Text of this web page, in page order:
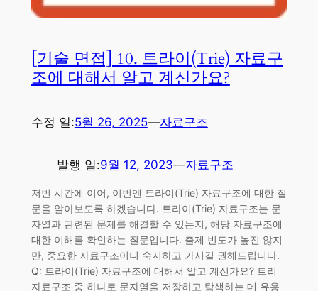
[기술 면접] 10. 트라이(Trie) 자료구
조에 대해서 알고 계신가요?
수정 일:5월 26, 2025—자료구조
발행 일:9월 12, 2023—자료구조
저번 시간에 이어, 이번엔 트라이(Trie) 자료구조에 대한 질
문을 알아보도록 하겠습니다. 트라이(Trie) 자료구조는 문
자열과 관련된 문제를 해결할 수 있는지, 해당 자료구조에
대한 이해를 확인하는 질문입니다. 출제 빈도가 높진 않지
만, 중요한 자료구조이니 숙지하고 가시길 권해드립니다.
Q: 트라이(Trie) 자료구조에 대해서 알고 계신가요? 트리
자료구조 중 하나로 문자열을 저장하고 탐색하는 데 유용